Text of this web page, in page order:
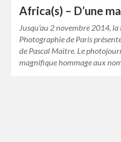
Africa(s) – D’une
Jusqu’au 2 novembre 2014,
Photographie de Paris
de Pascal Maitre. Le
magnifique hommage aux